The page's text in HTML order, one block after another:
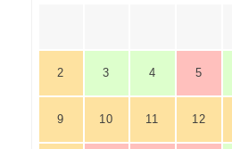
2 3 4 5
9 10 11 12